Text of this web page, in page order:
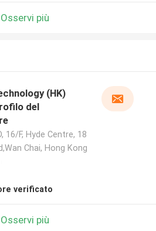
Osservi più
(HK)
del
16/F, Hyde Centre, 18
Chai, Hong Kong
verificato
Osservi più